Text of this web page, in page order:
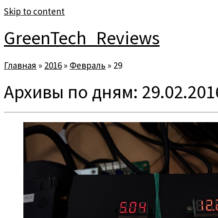
Skip to content
GreenTech_Reviews
Главная » 2016 » Февраль » 29
Архивы по дням: